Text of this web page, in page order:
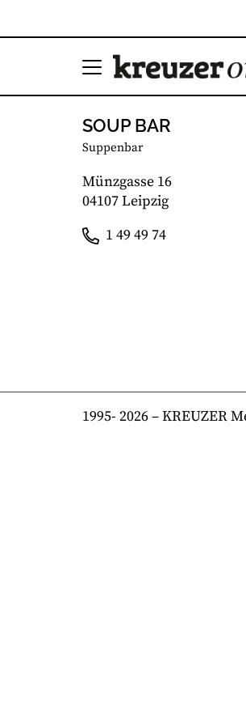
SOUP BAR
Suppenbar
Münzgasse 16
04107 Leipzig
1 49 49 74
1995- 2026– KREUZER